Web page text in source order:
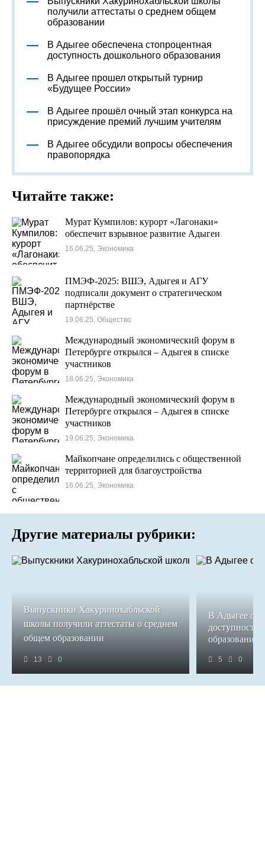
получили аттестаты о среднем общем
образовании
В Адыгее обеспечена стопроцентная
доступность дошкольного образования
В Адыгее прошел открытый турнир
«Будущее России»
В Адыгее прошёл очный этап конкурса на
присуждение премий лучшим учителям
В Адыгее обсудили вопросы обеспечения
правопорядка
Читайте также:
Мурат Кумпилов: курорт «Лагонаки»
обеспечит взрывное развитие Адыгеи
16.06.25, Экономика
ПМЭФ-2025: ВШЭ, Адыгея и АГУ
подписали документ о стратегическом
партнёрстве
19.06.25, Общество
Международный экономический форум в
Петербурге открылся – Адыгея в списке
участников
18.06.25, Экономика
Международный экономический форум в
Петербурге открылся – Адыгея в списке
участников
19.06.25, Экономика
Майкопчане определились с общественной
территорией для благоустройства
16.06.25, Экономика
Другие материалы рубрики:
Выпускники Хакуринохабльской
школы получили аттестаты о среднем
общем образовании
13 0
В Адыгее
доступность
образования
5 0